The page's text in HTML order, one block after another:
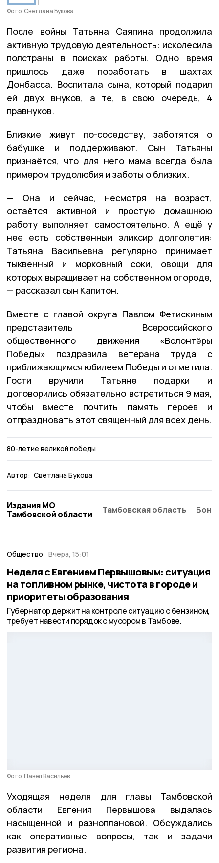
Фото: Светлана Букова
После войны Татьяна Саяпина продолжила
активную трудовую деятельность: исколесила
полстраны в поисках работы. Одно время
пришлось даже поработать в шахтах
Донбасса. Воспитала сына, который подарил
ей двух внуков, а те, в свою очередь, 4
правнуков.
Близкие живут по-соседству, заботятся о
бабушке и поддерживают. Сын Татьяны
признаётся, что для него мама всегда была
примером трудолюбия и заботы о близких.
— Она и сейчас, несмотря на возраст,
остаётся активной и простую домашнюю
работу выполняет самостоятельно. А ещё у
нее есть собственный эликсир долголетия:
Татьяна Васильевна регулярно принимает
тыквенный и морковный соки, овощи для
которых выращивает на собственном огороде,
— рассказал сын Капитон.
Вместе с главой округа Павлом Фетискиным
представитель Всероссийского
общественного движения «Волонтёры
Победы» поздравила ветерана труда с
приближающимся юбилеем Победы и отметила.
Гости вручили Татьяне подарки и
договорились обязательно встретиться 9 мая,
чтобы вместе почтить память героев и
отпраздновать этот священный для всех день.
80-летие великой победы
Автор: Светлана Букова
Издания МО
Тамбовской области
Тамбовская область
Общество Вчера, 15:01
Неделя с Евгением Первышовым: ситуация
на топливном рынке, чистота в городе и
приоритеты образования
Губернатор держит на контроле ситуацию с бензином,
требует навести порядок с мусором в Тамбове.
Фото: Павел Васильев
Уходящая неделя для главы Тамбовской
области Евгения Первышова выдалась
насыщенной и разноплановой. Обсуждались
как оперативные вопросы, так и задачи
развития региона.